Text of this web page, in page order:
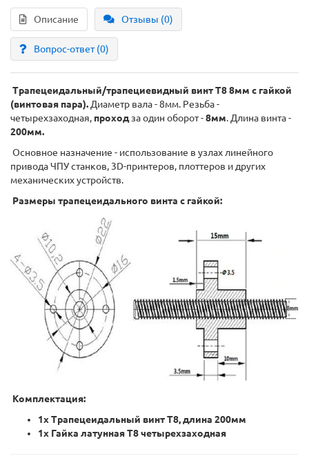
Описание Отзывы (0)
Вопрос-ответ(0)
Трапецеидальный/трапециевидный винт T8 8мм с гайкой
(винтовая пара). Диаметр вала - 8мм. Резьба -
четырехзаходная, проходза один оборот -8мм. Длина винта -
200мм.
Основное назначение - использование в узлах линейного
привода ЧПУ станков, 3D-принтеров, плоттеров и других
механических устройств.
Размеры трапецеидального винта с гайкой:
Комплектация:
1х Трапецеидальный винт T8, длина 200мм
1х Гайка латунная Т8 четырехзаходная